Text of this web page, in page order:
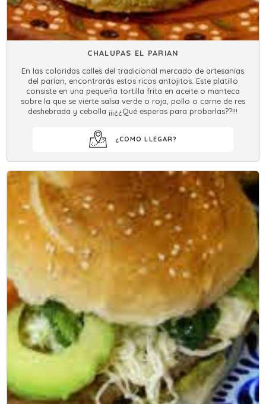
CHALUPAS EL PARIAN
En las coloridas calles del tradicional mercado de artesanías
del parían, encontrarás estos ricos antojitos. Este platillo
consiste en una pequeña tortilla frita en aceite o manteca
sobre la que se vierte salsa verde o roja, pollo o carne de res
deshebrada y cebolla ¡¡¡¿¿Qué esperas para probarlas??!!!
¿COMO LLEGAR?